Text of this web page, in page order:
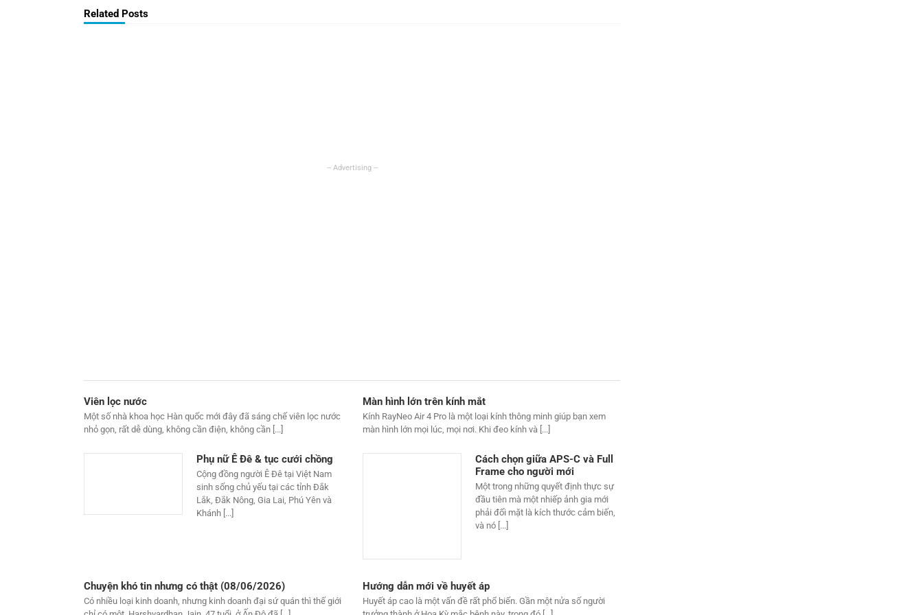
Related Posts
Viên lọc nước
Một số nhà khoa học Hàn quốc mới đây đã sáng chế viên lọc nước
nhỏ gọn, rất dễ dùng, không cần điện, không cần [...]
Màn hình lớn trên kính mắt
Kính RayNeo Air 4 Pro là một loại kính thông minh giúp bạn xem
màn hình lớn mọi lúc, mọi nơi. Khi đeo kính và [...]
Phụ nữ Ê Đê & tục cưới chồng
Cộng đồng người Ê Đê tại Việt Nam
sinh sống chủ yếu tại các tỉnh Đắk
Lắk, Đắk Nông, Gia Lai, Phú Yên và
Khánh [...]
Cách chọn giữa APS-C và Full
Frame cho người mới
Một trong những quyết định thực sự
đầu tiên mà một nhiếp ảnh gia mới
phải đối mặt là kích thước cảm biến,
và nó [...]
Chuyện khó tin nhưng có thật (08/06/2026)
Có nhiều loại kinh doanh, nhưng kinh doanh đại sứ quán thì thế giới
Hướng dẫn mới về huyết áp
Huyết áp cao là một vấn đề rất phổ biến. Gần một nửa số người